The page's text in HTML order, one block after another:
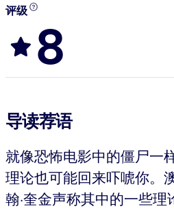
评级
8
导读荐语
就像恐怖电影中的僵尸一
理论也可能回来吓唬你。
翰·奎金声称其中的一些